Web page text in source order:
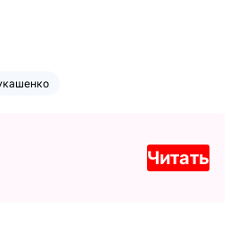
Читать